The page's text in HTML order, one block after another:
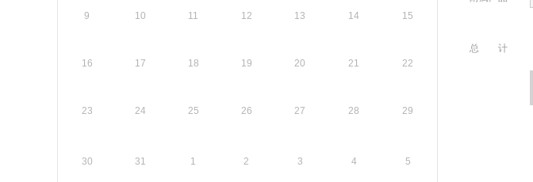
9 10 11 12 13 14 15
16 17 18 19 20 21 22
23 24 25 26 27 28 29
30 31 1 2 3 4 5
总 计